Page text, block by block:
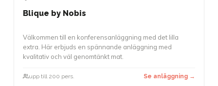
Blique by Nobis
Välkommen till en konferensanläggning med det lilla
extra. Här erbjuds en spännande anläggning med
kvalitativ och väl genomtänkt mat.
upp till 200 pers. Se anläggning →